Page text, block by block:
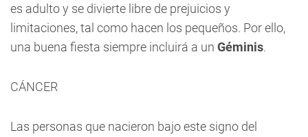
es adulto y se divierte libre de prejuicios y
limitaciones, tal como hacen los pequeños. Por ello,
una buena fiesta siempre incluirá a un Géminis.
CÁNCER
Las personas que nacieron bajo este signo del